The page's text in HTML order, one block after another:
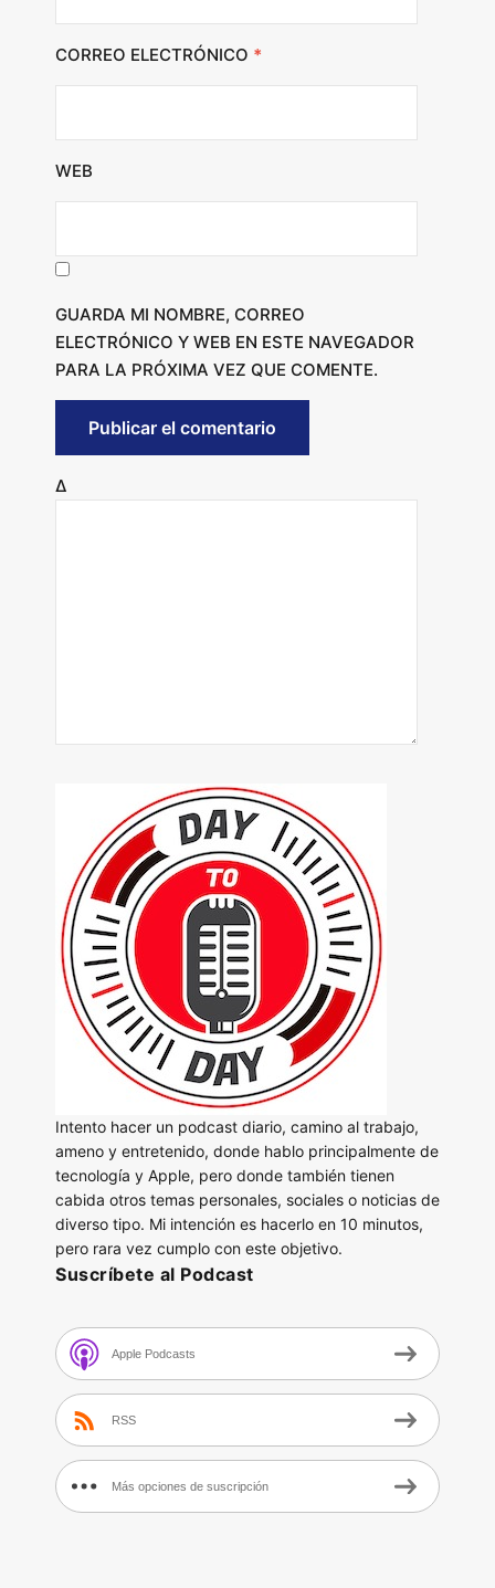
CORREO ELECTRÓNICO *
WEB
GUARDA MI NOMBRE, CORREO
ELECTRÓNICO Y WEB EN ESTE NAVEGADOR
PARA LA PRÓXIMA VEZ QUE COMENTE.
Δ
Intento hacer un podcast diario, camino al trabajo,
ameno y entretenido, donde hablo principalmente de
tecnología y Apple, pero donde también tienen
cabida otros temas personales, sociales o noticias de
diverso tipo. Mi intención es hacerlo en 10 minutos,
pero rara vez cumplo con este objetivo.
Suscríbete al Podcast
Apple Podcasts
RSS
Más opciones de suscripción